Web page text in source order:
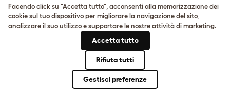
Cookie Settings
Mappa del sito
Numero di registrazione della società:
Facendo click su "Accetta tutto", acconsenti alla memorizzazione dei
cookie sul tuo dispositivo per migliorare la navigazione del sito,
analizzare il suo utilizzo e supportare le nostre attività di marketing.
Accetta tutto
Rifiuta tutti
Gestisci preferenze